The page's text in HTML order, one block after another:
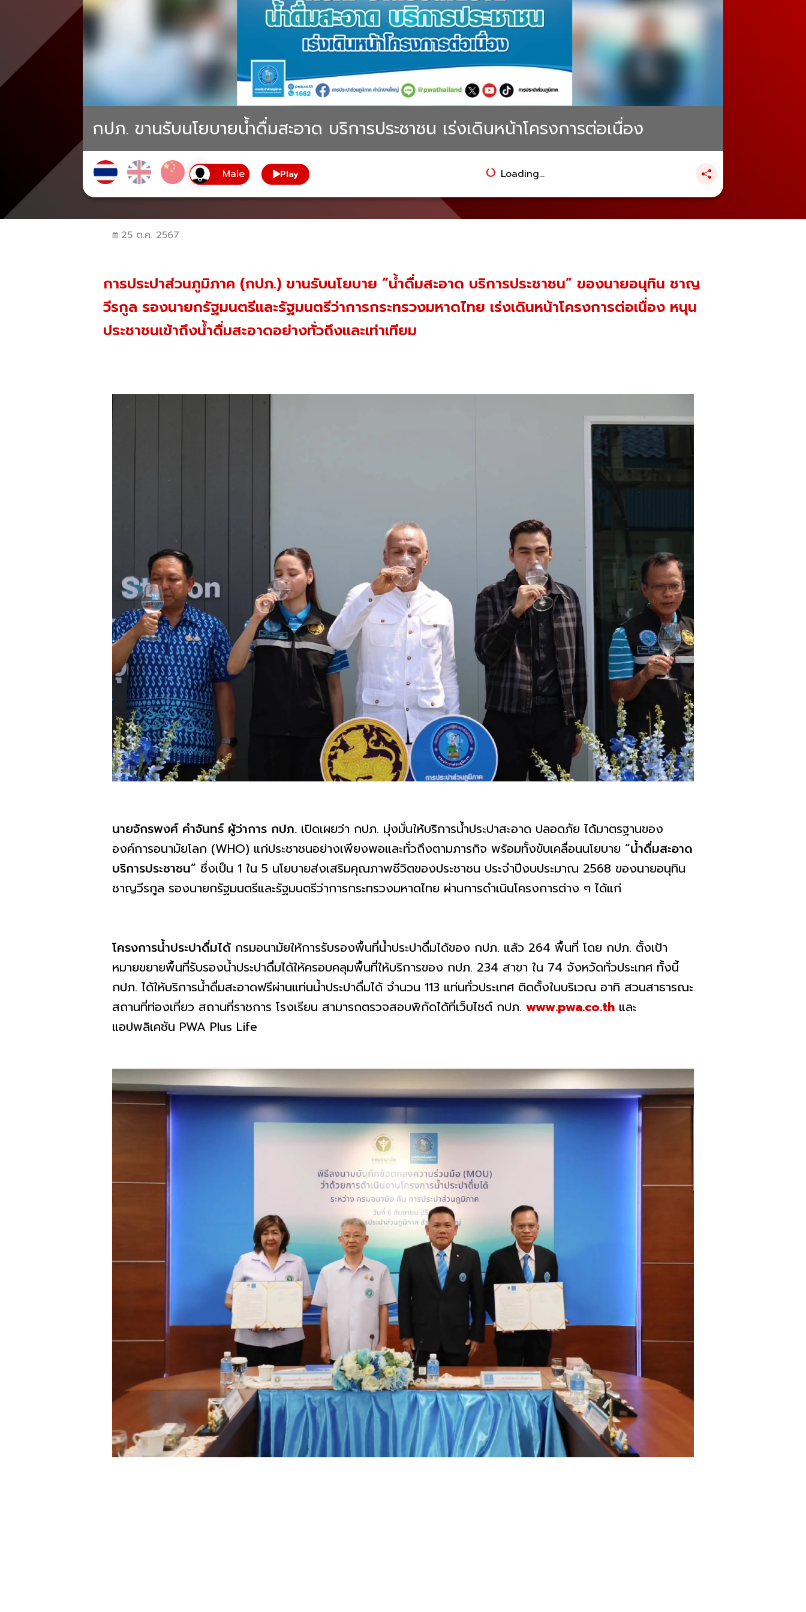
กปภ. ขานรับนโยบายน้ำดื่มสะอาด บริการประชาชน เร่งเดินหน้าโครงการต่อเนื่อง
Play Loading...
25 ต.ค. 2567
การประปาส่วนภูมิภาค (กปภ.) ขานรับนโยบาย “น้ำดื่มสะอาด บริการประชาชน” ของนายอนุทิน ชาญ
วีรกูล รองนายกรัฐมนตรีและรัฐมนตรีว่าการกระทรวงมหาดไทย เร่งเดินหน้าโครงการต่อเนื่อง หนุน
ประชาชนเข้าถึงน้ำดื่มสะอาดอย่างทั่วถึงและเท่าเทียม
นายจักรพงศ์ คำจันทร์ ผู้ว่าการ กปภ. เปิดเผยว่า กปภ. มุ่งมั่นให้บริการน้ำประปาสะอาด ปลอดภัย ได้มาตรฐานของ
องค์การอนามัยโลก (WHO) แก่ประชาชนอย่างเพียงพอและทั่วถึงตามภารกิจ พร้อมทั้งขับเคลื่อนนโยบาย “น้ำดื่มสะอาด
บริการประชาชน” ซึ่งเป็น 1 ใน 5 นโยบายส่งเสริมคุณภาพชีวิตของประชาชน ประจำปีงบประมาณ 2568 ของนายอนุทิน
ชาญวีรกูล รองนายกรัฐมนตรีและรัฐมนตรีว่าการกระทรวงมหาดไทย ผ่านการดำเนินโครงการต่าง ๆ ได้แก่
โครงการน้ำประปาดื่มได้ กรมอนามัยให้การรับรองพื้นที่น้ำประปาดื่มได้ของ กปภ. แล้ว 264 พื้นที่ โดย กปภ. ตั้งเป้า
หมายขยายพื้นที่รับรองน้ำประปาดื่มได้ให้ครอบคลุมพื้นที่ให้บริการของ กปภ. 234 สาขา ใน 74 จังหวัดทั่วประเทศ ทั้งนี้
กปภ. ได้ให้บริการน้ำดื่มสะอาดฟรีผ่านแท่นน้ำประปาดื่มได้ จำนวน 113 แท่นทั่วประเทศ ติดตั้งในบริเวณ อาทิ สวนสาธารณะ
สถานที่ท่องเที่ยว สถานที่ราชการ โรงเรียน สามารถตรวจสอบพิกัดได้ที่เว็บไซต์ กปภ. www.pwa.co.th และ
แอปพลิเคชัน PWA Plus Life